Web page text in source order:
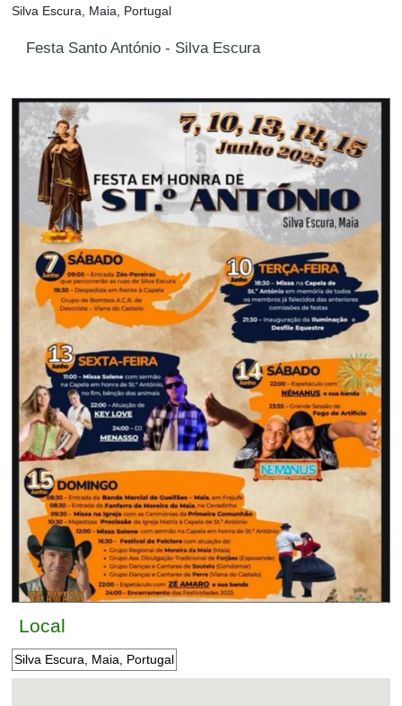
Silva Escura, Maia, Portugal
Festa Santo António - Silva Escura
Local